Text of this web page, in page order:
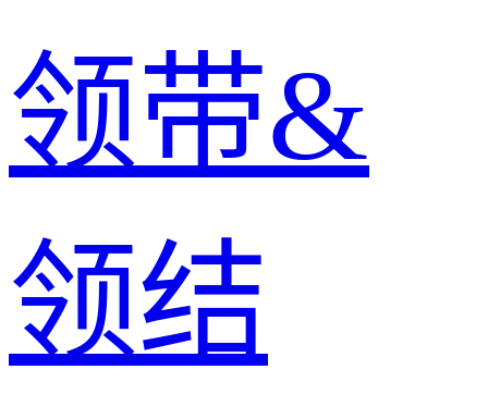
领带&
领结